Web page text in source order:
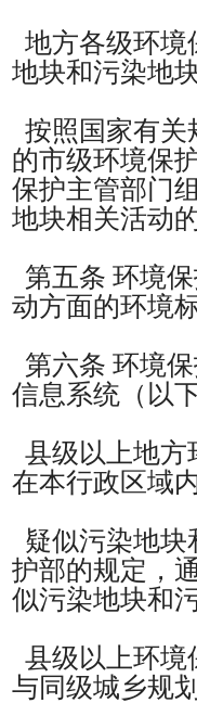
地方各级环境
地块和污染地
按照国家有关
的市级环境保
保护主管部门
地块相关活动
第五条 环境
动方面的环境
第六条 环境
信息系统（以
县级以上地方
在本行政区域
疑似污染地块
护部的规定，
似污染地块和
县级以上环境
与同级城乡规